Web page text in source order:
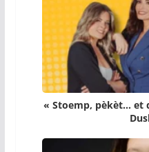
« Stoemp, pèkèt… et